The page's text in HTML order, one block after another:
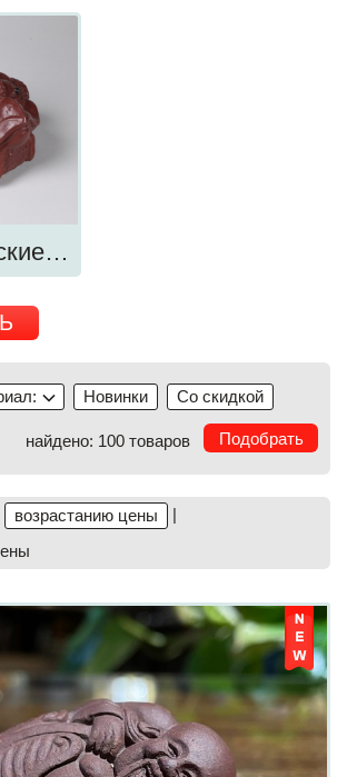
Новинки Со скидкой
найдено: 100 товаров
возрастанию цены
|